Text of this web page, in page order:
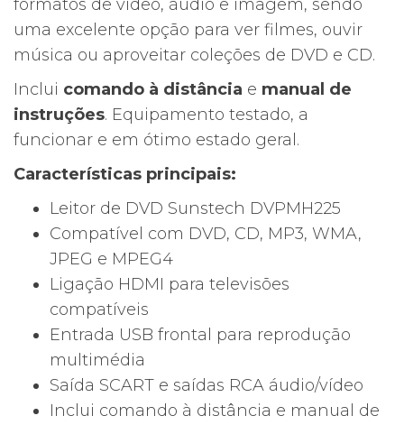
formatos de vídeo, áudio e imagem, sendo
uma excelente opção para ver filmes, ouvir
música ou aproveitar coleções de DVD e CD.
Inclui comando à distância e manual de
instruções. Equipamento testado, a
funcionar e em ótimo estado geral.
Características principais:
Leitor de DVD Sunstech DVPMH225
Compatível com DVD, CD, MP3, WMA,
JPEG e MPEG4
Ligação HDMI para televisões
compatíveis
Entrada USB frontal para reprodução
multimédia
Saída SCART e saídas RCA áudio/vídeo
Inclui comando à distância e manual de